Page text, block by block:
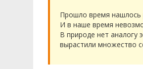
Прошло время нашлось
И в наше время
В природе нет аналогу
вырастили множество